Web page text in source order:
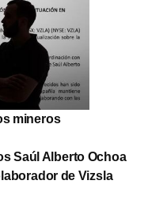
mineros
Saúl Alberto Ochoa
de Vizsla